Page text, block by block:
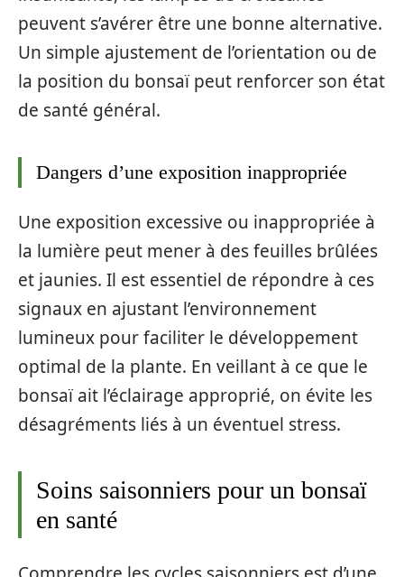
peuvent s’avérer être une bonne alternative.
Un simple ajustement de l’orientation ou de
la position du bonsaï peut renforcer son état
de santé général.
Dangers d’une exposition inappropriée
Une exposition excessive ou inappropriée à
la lumière peut mener à des feuilles brûlées
et jaunies. Il est essentiel de répondre à ces
signaux en ajustant l’environnement
lumineux pour faciliter le développement
optimal de la plante. En veillant à ce que le
bonsaï ait l’éclairage approprié, on évite les
désagréments liés à un éventuel stress.
Soins saisonniers pour un bonsaï
en santé